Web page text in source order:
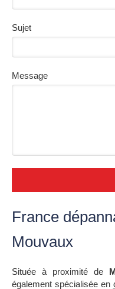
Sujet
Message
France
Mouvaux
Située à proximité de
également spécialisée en